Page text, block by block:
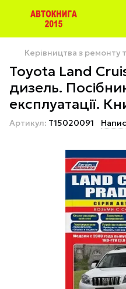
Керівництва з ремонту
Toyota Land
дизель.
експлуатації.
Артикул: T15020091